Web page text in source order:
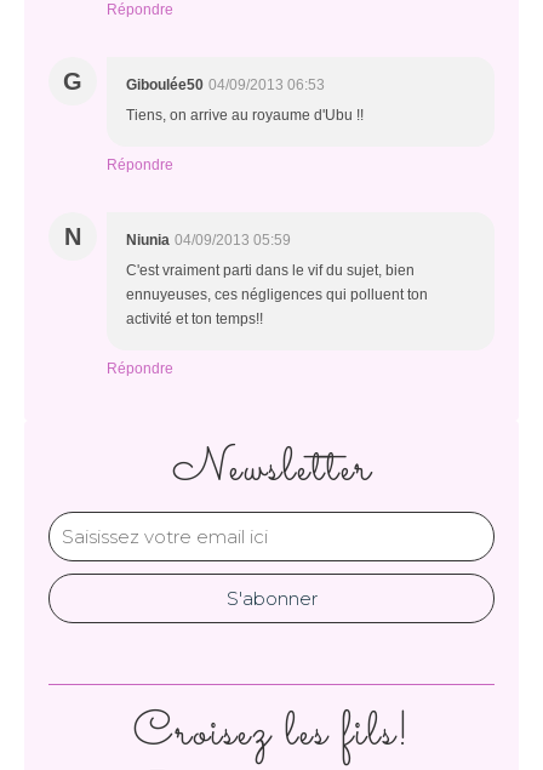
Répondre
G Giboulée50 04/09/2013 06:53
Tiens, on arrive au royaume d'Ubu !!
Répondre
N Niunia 04/09/2013 05:59
C'est vraiment parti dans le vif du sujet, bien
ennuyeuses, ces négligences qui polluent ton
activité et ton temps!!
Répondre
Newsletter
Croisez les fils!